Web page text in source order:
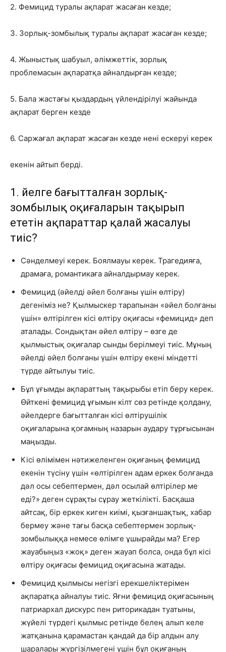
2. Фемицид туралы ақпарат жасаған кезде;
3. Зорлық-зомбылық туралы ақпарат жасаған кезде;
4. Жыныстық шабуыл, әлімжеттік, зорлық
проблемасын ақпаратқа айналдырған кезде;
5. Бала жастағы қыздардың үйлендірілуі жайында
ақпарат берген кезде
6. Саржағал ақпарат жасаған кезде нені ескеруі керек
екенін айтып берді.
1. Әйелге бағытталған зорлық-
зомбылық оқиғаларын тақырып
ететін ақпараттар қалай жасалуы
тиіс?
Сәнделмеуі керек. Боялмауы керек. Трагедияға,
драмаға, романтикаға айналдырмау керек.
Фемицид (әйелді әйел болғаны үшін өлтіру)
дегеніміз не? Қылмыскер тарапынан «әйел болғаны
үшін» өлтірілген кісі өлтіру оқиғасы «фемицид» деп
аталады. Сондықтан әйел өлтіру – өзге де
қылмыстық оқиғалар сынды берілмеуі тиіс. Мұның
әйелді әйел болғаны үшін өлтіру екені міндетті
түрде айтылуы тиіс.
Бұл ұғымды ақпараттың тақырыбы етіп беру керек.
Өйткені фемицид ұғымын кілт сөз ретінде қолдану,
әйелдерге бағытталған кісі өлтірушілік
оқиғаларына қоғамның назарын аудару тұрғысынан
маңызды.
Кісі өлімімен нәтижеленген оқиғаның фемицид
екенін түсіну үшін «өлтірілген адам еркек болғанда
дәл осы себептермен, дәл осылай өлтірілер ме
еді?» деген сұрақты сұрау жеткілікті. Басқаша
айтсақ, бір еркек киген киімі, қызғаншақтық, хабар
бермеу және тағы басқа себептермен зорлық-
зомбылыққа немесе өлімге ұшырайды ма? Егер
жауабыңыз «жоқ» деген жауап болса, онда бұл кісі
өлтіру оқиғасы фемицид оқиғасына жатады.
Фемицид қылмысы негізгі ерекшеліктерімен
ақпаратқа айналуы тиіс. Яғни фемицид оқиғасының
патриархал дискурс пен риторикадан туатыны,
жүйелі түрдегі қылмыс ретінде белең алып келе
жатқанына қарамастан қандай да бір алдын алу
шаралары жүргізілмегені үшін бұл оқиғаның